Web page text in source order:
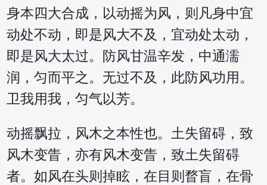
身本四大合成，以动摇为风，则凡身中宜
动处不动，即是风大不及，宜动处太动，
即是风大太过。防风甘温辛发，中通濡
润，匀而平之。无过不及，此防风功用。
卫我用我，匀气以芳。
动摇飘拉，风木之本性也。土失留碍，致
风木变眚，亦有风木变眚，致土失留碍
者。如风在头则掉眩，在目则瞀盲，在骨